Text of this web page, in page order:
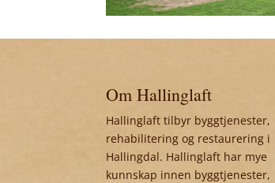
Om Hallinglaft
Hallinglaft tilbyr byggtjenester,
rehabilitering og restaurering i
Hallingdal. Hallinglaft har mye
kunnskap innen byggtjenester,